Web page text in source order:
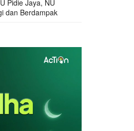
Pidie Jaya, NU
dan Berdampak